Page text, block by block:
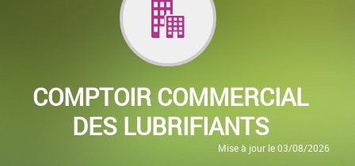
COMPTOIR COMMERCIAL
DES LUBRIFIANTS
Mise à jour le 03/08/2026